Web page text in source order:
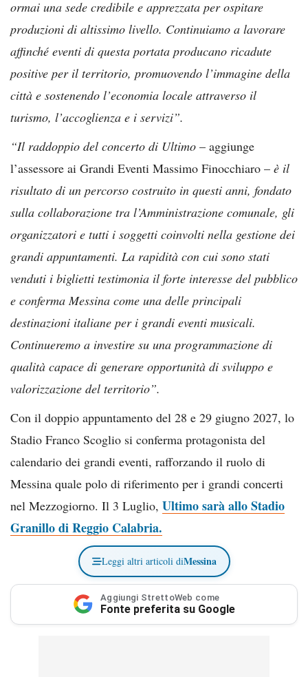
ormai una sede credibile e apprezzata per ospitare
produzioni di altissimo livello. Continuiamo a lavorare
affinché eventi di questa portata producano ricadute
positive per il territorio, promuovendo l’immagine della
città e sostenendo l’economia locale attraverso il
turismo, l’accoglienza e i servizi”.
“Il raddoppio del concerto di Ultimo – aggiunge
l’assessore ai Grandi Eventi Massimo Finocchiaro – è il
risultato di un percorso costruito in questi anni, fondato
sulla collaborazione tra l’Amministrazione comunale, gli
organizzatori e tutti i soggetti coinvolti nella gestione dei
grandi appuntamenti. La rapidità con cui sono stati
venduti i biglietti testimonia il forte interesse del pubblico
e conferma Messina come una delle principali
destinazioni italiane per i grandi eventi musicali.
Continueremo a investire su una programmazione di
qualità capace di generare opportunità di sviluppo e
valorizzazione del territorio”.
Con il doppio appuntamento del 28 e 29 giugno 2027, lo
Stadio Franco Scoglio si conferma protagonista del
calendario dei grandi eventi, rafforzando il ruolo di
Messina quale polo di riferimento per i grandi concerti
nel Mezzogiorno. Il 3 Luglio, Ultimo sarà allo Stadio
Granillo di Reggio Calabria.
Leggi altri articoli diMessina
Aggiungi StrettoWeb come
Fonte preferita su Google